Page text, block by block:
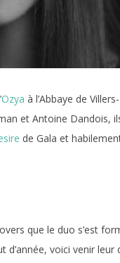
Ozya à l’Abbaye de
et Antoine
de Gala et
que le duo s’est
d’année, voici venir